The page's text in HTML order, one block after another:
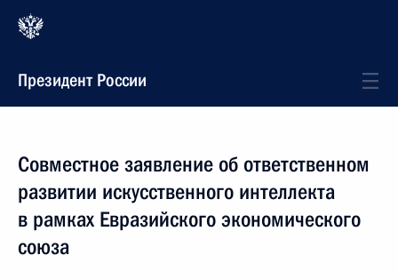
Президент России
Совместное заявление об ответственном
развитии искусственного интеллекта
в рамках Евразийского экономического
союза